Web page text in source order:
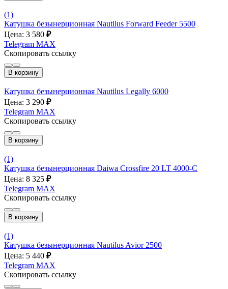
(1)
Катушка безынерционная Nautilus Forward Feeder 5500
Цена: 3 580 ₽
Telegram MAX
Скопировать ссылку
В корзину
Катушка безынерционная Nautilus Legally 6000
Цена: 3 290 ₽
Telegram MAX
Скопировать ссылку
В корзину
(1)
Катушка безынерционная Daiwa Crossfire 20 LT 4000-C
Цена: 8 325 ₽
Telegram MAX
Скопировать ссылку
В корзину
(1)
Катушка безынерционная Nautilus Avior 2500
Цена: 5 440 ₽
Telegram MAX
Скопировать ссылку